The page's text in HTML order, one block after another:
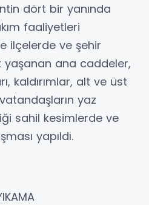
dört bir yanında
faaliyetleri
ilçelerde ve şehir
yaşanan ana caddeler,
kaldırımlar, alt ve üst
yaz
sahil kesimlerde ve
yapıldı.